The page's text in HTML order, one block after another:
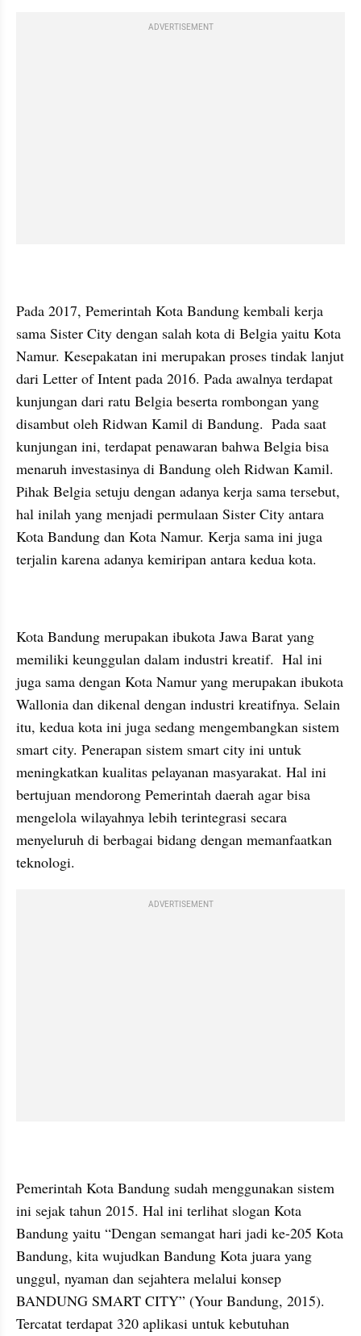
ADVERTISEMENT
Pada 2017, Pemerintah Kota Bandung kembali kerja
sama Sister City dengan salah kota di Belgia yaitu Kota
Namur. Kesepakatan ini merupakan proses tindak lanjut
dari Letter of Intent pada 2016. Pada awalnya terdapat
kunjungan dari ratu Belgia beserta rombongan yang
disambut oleh Ridwan Kamil di Bandung.  Pada saat
kunjungan ini, terdapat penawaran bahwa Belgia bisa
menaruh investasinya di Bandung oleh Ridwan Kamil.
Pihak Belgia setuju dengan adanya kerja sama tersebut,
hal inilah yang menjadi permulaan Sister City antara
Kota Bandung dan Kota Namur. Kerja sama ini juga
terjalin karena adanya kemiripan antara kedua kota.
Kota Bandung merupakan ibukota Jawa Barat yang
memiliki keunggulan dalam industri kreatif.  Hal ini
juga sama dengan Kota Namur yang merupakan ibukota
Wallonia dan dikenal dengan industri kreatifnya. Selain
itu, kedua kota ini juga sedang mengembangkan sistem
smart city. Penerapan sistem smart city ini untuk
meningkatkan kualitas pelayanan masyarakat. Hal ini
bertujuan mendorong Pemerintah daerah agar bisa
mengelola wilayahnya lebih terintegrasi secara
menyeluruh di berbagai bidang dengan memanfaatkan
teknologi.
ADVERTISEMENT
Pemerintah Kota Bandung sudah menggunakan sistem
ini sejak tahun 2015. Hal ini terlihat slogan Kota
Bandung yaitu “Dengan semangat hari jadi ke-205 Kota
Bandung, kita wujudkan Bandung Kota juara yang
unggul, nyaman dan sejahtera melalui konsep
BANDUNG SMART CITY” (Your Bandung, 2015).
Tercatat terdapat 320 aplikasi untuk kebutuhan